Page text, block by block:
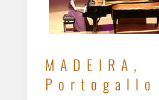
MADEIRA,
Portogallo